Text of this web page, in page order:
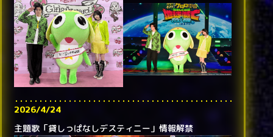
2026/4/24
主題歌「貸しっぱなしデスティニー」情報解禁